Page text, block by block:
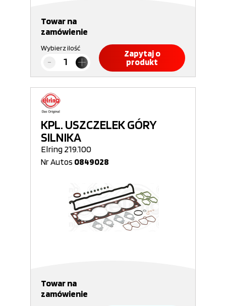
Towar na
zamówienie
Wybierz ilość
Zapytaj o
produkt
KPL. USZCZELEK GÓRY
SILNIKA
Elring 219.100
Nr Autos 0849028
Towar na
zamówienie